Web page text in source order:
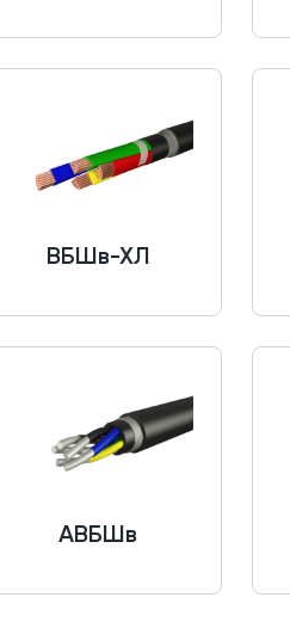
ВБШв-ХЛ
АВБШв